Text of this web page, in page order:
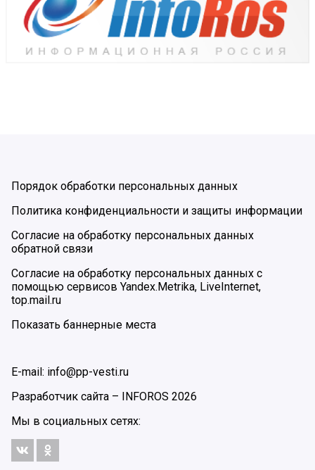
Порядок обработки персональных данных
Политика конфиденциальности и защиты информации
Согласие на обработку персональных данных
обратной связи
Согласие на обработку персональных данных с
помощью сервисов Yandex.Metrika, LiveInternet,
top.mail.ru
Показать баннерные места
E-mail: info@pp-vesti.ru
Разработчик сайта –
INFOROS 2026
Мы в социальных сетях: